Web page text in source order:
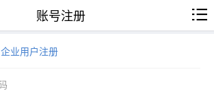
账号注册
企业用户注册